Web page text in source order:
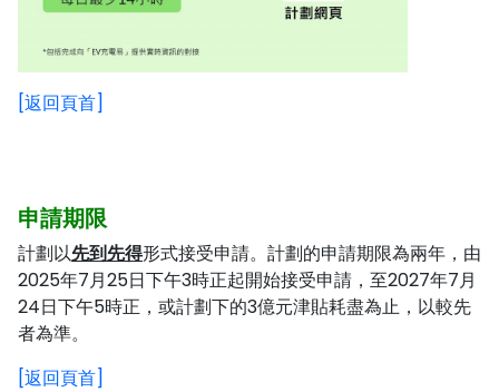
[返回頁首]
申請期限
計劃以先到先得形式接受申請。計劃的申請期限為兩年，由
2025年7月25日下午3時正起開始接受申請，至2027年7月
24日下午5時正，或計劃下的3億元津貼耗盡為止，以較先
者為準。
[返回頁首]